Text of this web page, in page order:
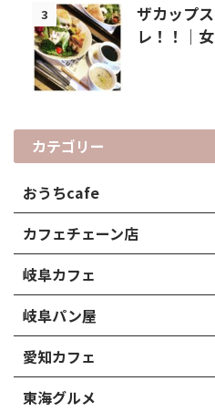
3
ザカップ
レ！！｜
カテゴリー
おうちcafe
カフェチェーン店
岐阜カフェ
岐阜パン屋
愛知カフェ
東海グルメ